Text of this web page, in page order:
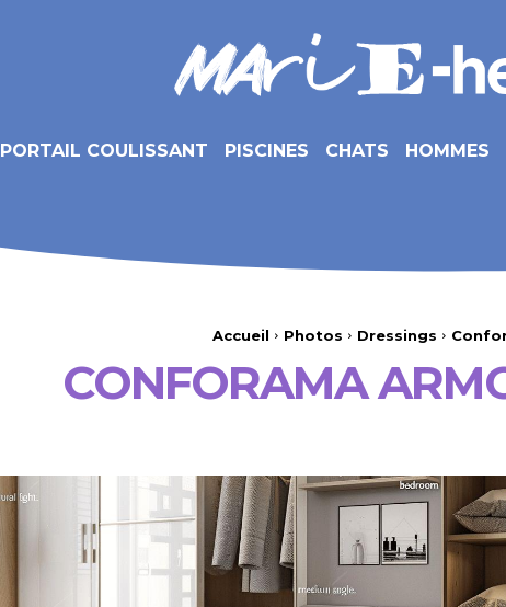
PORTAIL COULISSANT PISCINES CHATS HOMMES
Accueil Photos Dressings
CONFORAMA